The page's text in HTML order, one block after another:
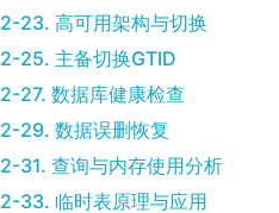
2-23. 高可用架构与切换
2-25. 主备切换GTID
2-27. 数据库健康检查
2-29. 数据误删恢复
2-31. 查询与内存使用分析
2-33. 临时表原理与应用